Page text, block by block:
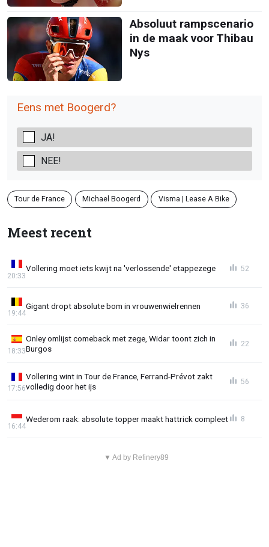
Absoluut rampscenario
in de maak voor Thibau
Nys
Eens met Boogerd?
JA!
NEE!
Tour de France Michael Boogerd Visma | Lease A Bike
Meest recent
Vollering moet iets kwijt na 'verlossende' etappezege
20:33
52
Gigant dropt absolute bom in vrouwenwielrennen
19:44
36
Onley omlijst comeback met zege, Widar toont zich in
Burgos
18:33
22
Vollering wint in Tour de France, Ferrand-Prévot zakt
volledig door het ijs
17:56
56
Wederom raak: absolute topper maakt hattrick compleet
16:44
8
▼ Ad by Refinery89